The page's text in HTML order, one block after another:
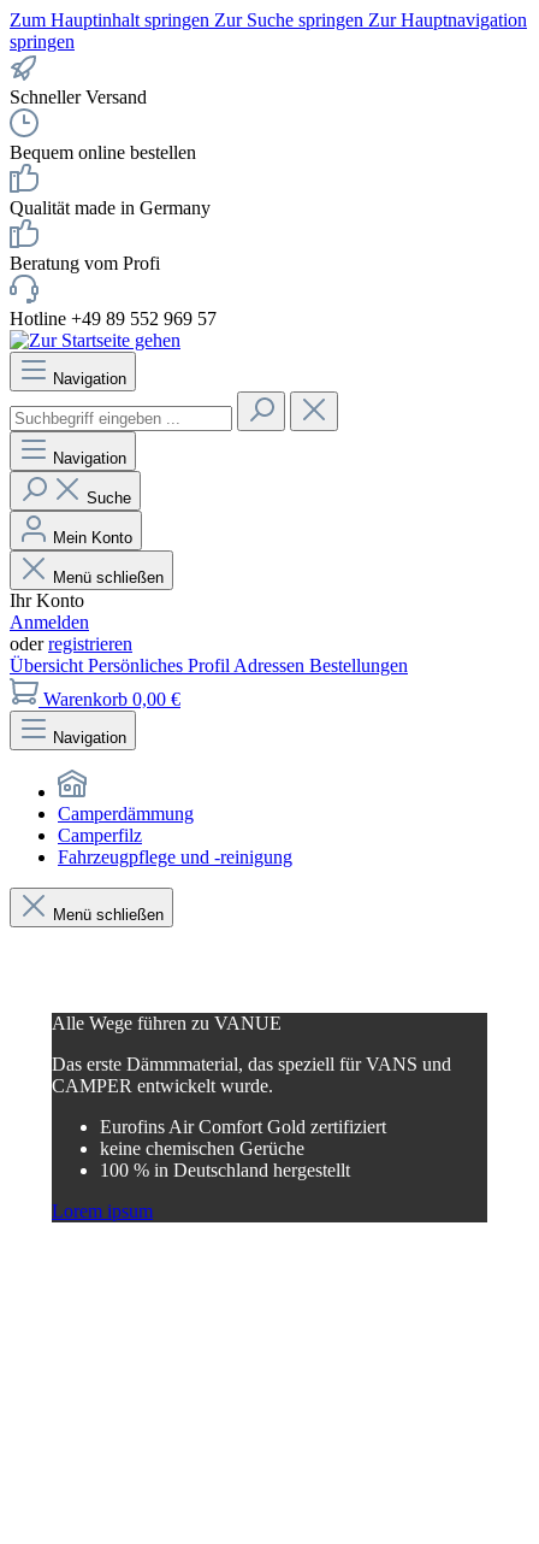
Zum Hauptinhalt springen Zur Suche springen Zur Hauptnavigation
springen
Schneller Versand
Bequem online bestellen
Qualität made in Germany
Beratung vom Profi
Hotline +49 89 552 969 57
Navigation
Navigation
Suche
Mein Konto
Menü schließen
Ihr Konto
Anmelden
oderregistrieren
Übersicht Persönliches Profil Adressen Bestellungen
Warenkorb 0,00 €
Navigation
Camperdämmung
Camperfilz
Fahrzeugpflege und -reinigung
Menü schließen
Alle Wege führen zu VANUE
Das erste Dämmmaterial, das speziell für VANS und
CAMPER entwickelt wurde.
Eurofins Air Comfort Gold zertifiziert
keine chemischen Gerüche
100 % in Deutschland hergestellt
Lorem ipsum